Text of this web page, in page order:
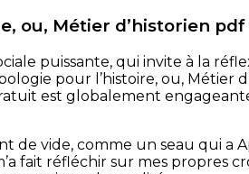
ou, Métier d’historien pdf
puissante, qui invite à la
pour l’histoire, ou, Métier
est globalement
de vide, comme un seau qui a
fait réfléchir sur mes propres